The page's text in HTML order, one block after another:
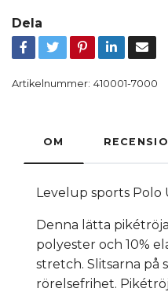
Dela
Artikelnummer: 410001-7000
OM
Levelup sports Polo
Denna lätta
polyester och 10%
stretch. Slitsarna på
rörelsefrihet.